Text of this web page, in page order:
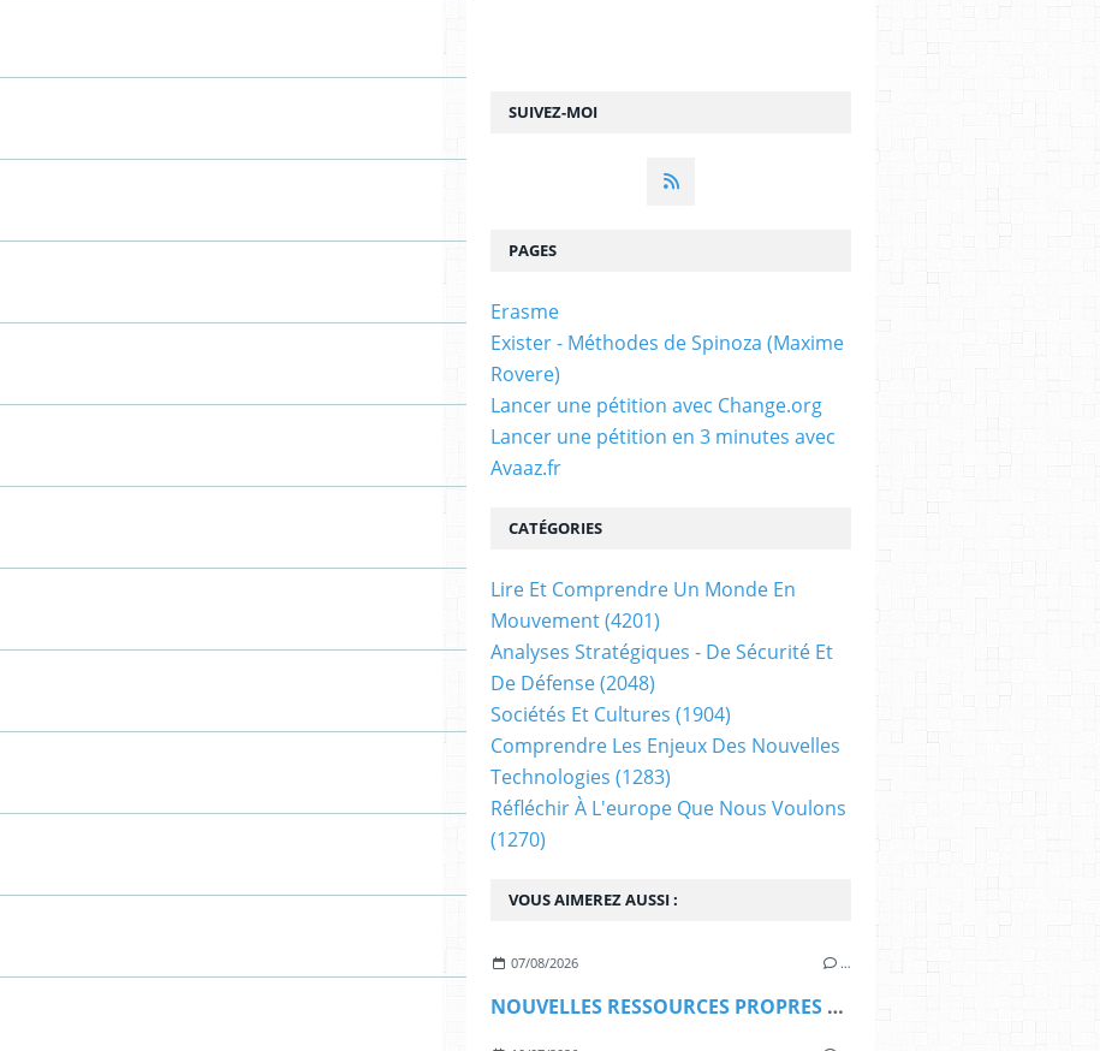
SUIVEZ-MOI
VOUS AIMEREZ AUSSI :
07/08/2026 …
NOUVELLES RESSOURCES PROPRES DE L'UE : LE VETO ... MALTAIS (Les Amis du Traité de Lisbonne)
PAGES
Erasme
Exister - Méthodes de Spinoza (Maxime
Rovere)
Lancer une pétition avec Change.org
Lancer une pétition en 3 minutes avec
Avaaz.fr
CATÉGORIES
Lire Et Comprendre Un Monde En
Mouvement(4201)
Analyses Stratégiques - De Sécurité Et
De Défense(2048)
Sociétés Et Cultures (1904)
Comprendre Les Enjeux Des Nouvelles
Technologies (1283)
Réfléchir À L'europe Que Nous Voulons
(1270)